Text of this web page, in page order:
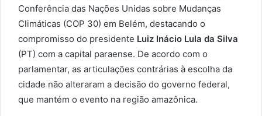
Conferência das Nações Unidas sobre Mudanças
Climáticas (COP 30) em Belém, destacando o
compromisso do presidente Luiz Inácio Lula da Silva
(PT) com a capital paraense. De acordo com o
parlamentar, as articulações contrárias à escolha da
cidade não alteraram a decisão do governo federal,
que mantém o evento na região amazônica.